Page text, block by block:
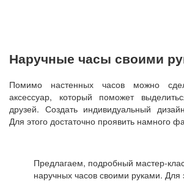
Наручные часы своими
Помимо настенных часов можно
аксессуар, который поможет
друзей. Создать индивидуальный
Для этого достаточно проявить намного
Предлагаем, подробный мастер-
наручных часов своими руками. Для